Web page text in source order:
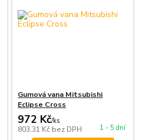
Gumová vana Mitsubishi
Eclipse Cross
972 Kč/ks
803,31 Kč bez DPH 1 - 5 dní